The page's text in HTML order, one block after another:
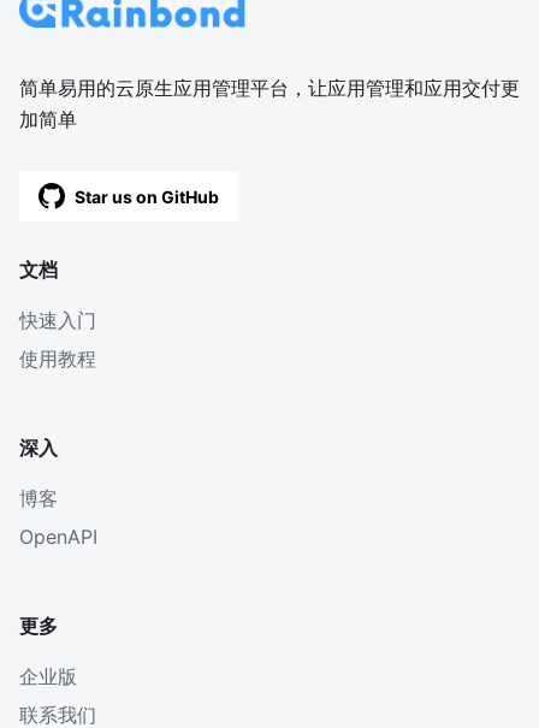
简单易用的云原生应用管理平台，让应用管理和应用交付更
加简单
Star us on GitHub
文档
快速入门
使用教程
深入
博客
OpenAPI
更多
企业版
联系我们